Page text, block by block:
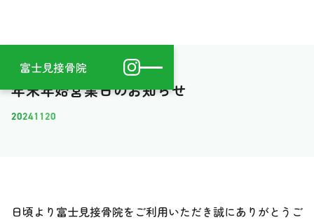
富士見接骨院
年末年始営業日のお知らせ
20241120
日頃より富士見接骨院をご利用いただき誠にありがとうご